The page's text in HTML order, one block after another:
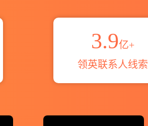
3.9亿+
领英联系人线索